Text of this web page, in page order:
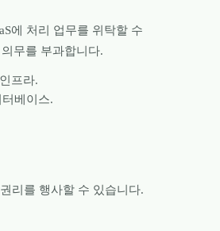
에 처리 업무를 위탁할 수
무를 부과합니다.
프라.
베이스.
리를 행사할 수 있습니다.